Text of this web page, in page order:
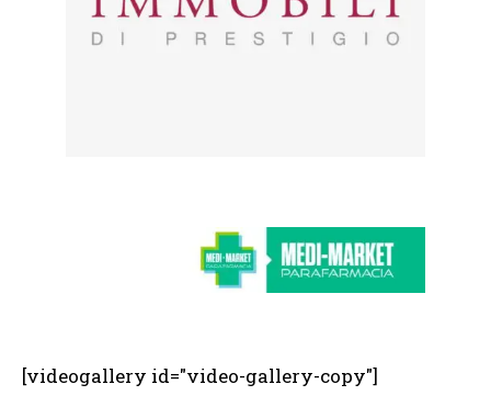
[videogallery id="video-gallery-copy"]